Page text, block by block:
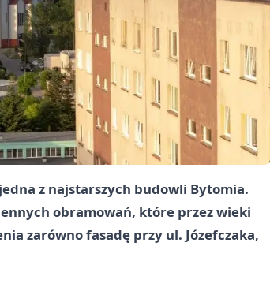
z najstarszych budowli Bytomia.
obramowań, które przez wieki
zarówno fasadę przy ul. Józefczaka,